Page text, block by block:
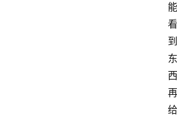
能
看
到
东
西
再
给